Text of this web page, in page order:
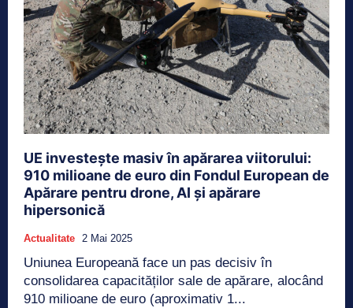
UE investește masiv în apărarea viitorului:
910 milioane de euro din Fondul European de
Apărare pentru drone, AI și apărare
hipersonică
Actualitate 2 Mai 2025
Uniunea Europeană face un pas decisiv în
consolidarea capacităților sale de apărare, alocând
910 milioane de euro (aproximativ 1...